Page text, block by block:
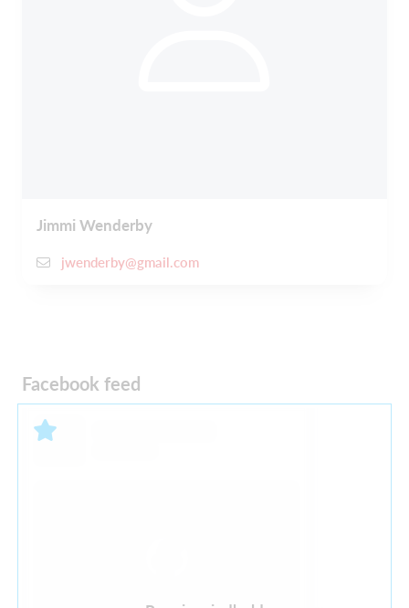
Jimmi Wenderby
jwenderby@gmail.com
Facebook feed